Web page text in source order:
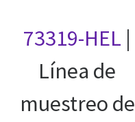
73319-HEL |
Línea de
muestreo de